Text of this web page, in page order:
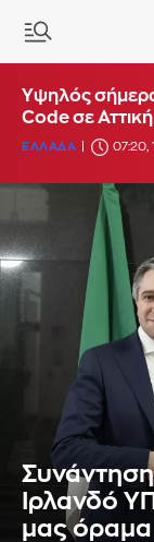
Υψηλός
Code σε
ΕΛΛΑΔΑ 07:20,
Ιρλανδό
μας όραμα